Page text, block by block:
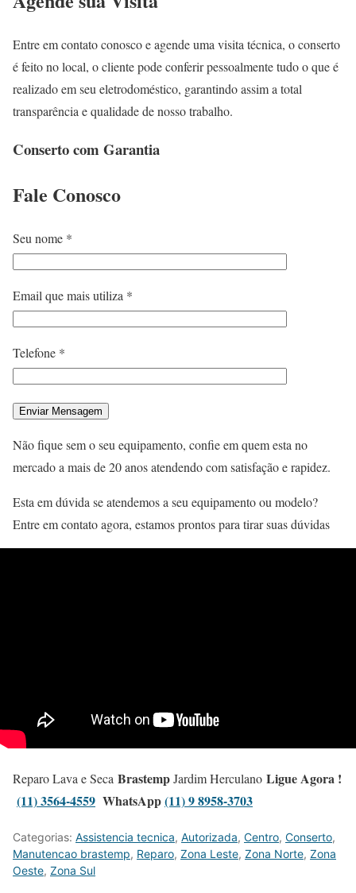
Entre em contato conosco e agende uma visita técnica, o conserto
é feito no local, o cliente pode conferir pessoalmente tudo o que é
realizado em seu eletrodoméstico, garantindo assim a total
transparência e qualidade de nosso trabalho.
Conserto com Garantia
Fale Conosco
Seu nome *
Email que mais utiliza *
Telefone *
Não fique sem o seu equipamento, confie em quem esta no
mercado a mais de 20 anos atendendo com satisfação e rapidez.
Esta em dúvida se atendemos a seu equipamento ou modelo?
Entre em contato agora, estamos prontos para tirar suas dúvidas
Reparo Lava e Seca BrastempJardim Herculano Ligue Agora !
(11) 3564-4559 WhatsApp(11) 9 8958-3703
Categorias: Assistencia tecnica, Autorizada, Centro, Conserto,
Manutencao brastemp, Reparo, Zona Leste, Zona Norte, Zona
Oeste, Zona Sul